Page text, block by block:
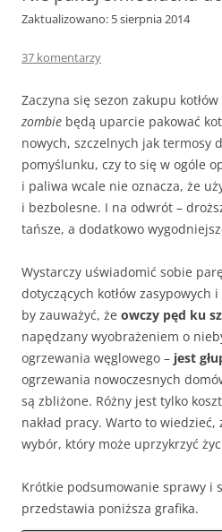
Zaktualizowano: 5 sierpnia 2014
37 komentarzy
Zaczyna się sezon zakupu
zombie będą uparcie pakować
nowych, szczelnych jak termosy
pomyślunku, czy to się w ogóle
i paliwa wcale nie oznacza, że
i bezbolesne. I na odwrót –
tańsze, a dodatkowo
Wystarczy uświadomić sobie
dotyczących kotłów
by zauważyć, że owczy pęd ku
napędzany wyobrażeniem o
ogrzewania węglowego – jest
ogrzewania nowoczesnych
są zbliżone. Różny jest tylko
nakład pracy. Warto to
wybór, który może uprzykrzyć
Krótkie podsumowanie sprawy i
przedstawia poniższa grafika.